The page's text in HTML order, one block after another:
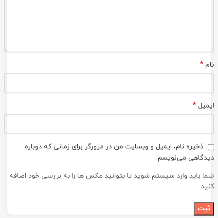
نام *
ایمیل *
ذخیره نام، ایمیل و وبسایت من در مرورگر برای زمانی که دوباره
دیدگاهی می‌نویسم.
شما باید وارد سیستم شوید تا بتوانید عکس ها را به بررسی خود اضافه
کنید.